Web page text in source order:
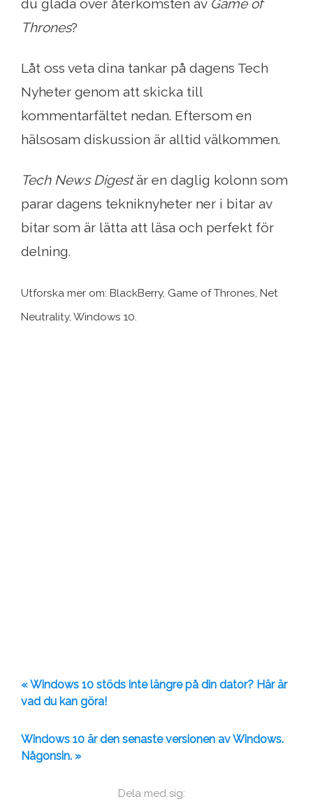
Dela med sig:
du glada över återkomsten av Game of
Thrones?
Låt oss veta dina tankar på dagens Tech
Nyheter genom att skicka till
kommentarfältet nedan. Eftersom en
hälsosam diskussion är alltid välkommen.
Tech News Digestär en daglig kolonn som
parar dagens tekniknyheter ner i bitar av
bitar som är lätta att läsa och perfekt för
delning.
Utforska mer om: BlackBerry, Game of Thrones, Net
Neutrality, Windows 10.
« Windows 10 stöds inte längre på din dator? Här är
vad du kan göra!
Windows 10 är den senaste versionen av Windows.
Någonsin. »